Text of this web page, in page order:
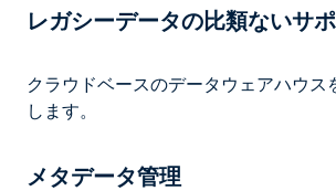
レガシーデータの比類ないサ
クラウドベースのデータウェアハウス
します。
メタデータ管理